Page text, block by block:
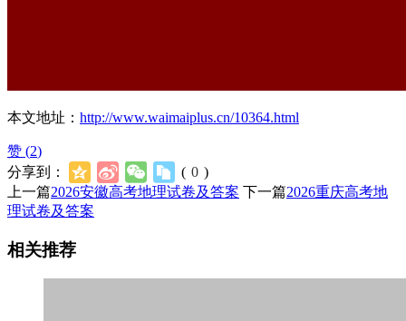
本文地址： http://www.waimaiplus.cn/10364.html
赞 (2)
分享到：
( 0 )
上一篇2026安徽高考地理试卷及答案 下一篇2026重庆高考地
理试卷及答案
相关推荐